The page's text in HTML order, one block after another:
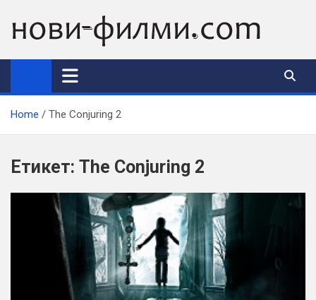
content
Home The Conjuring 2
Етикет: The Conjuring 2